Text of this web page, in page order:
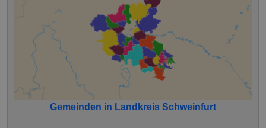
Gemeinden in Landkreis Schweinfurt